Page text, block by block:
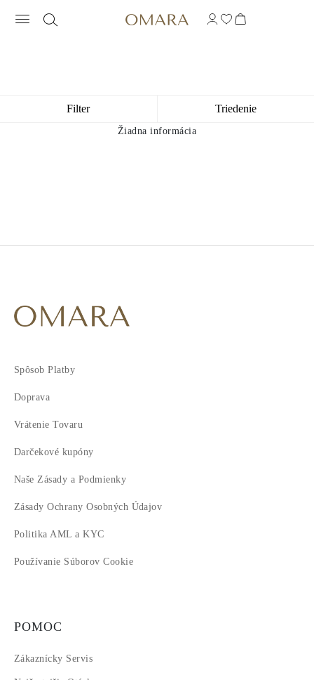
Filter Triedenie
Žiadna informácia
Spôsob Platby
Doprava
Vrátenie Tovaru
Darčekové kupóny
Naše Zásady a Podmienky
Zásady Ochrany Osobných Údajov
Politika AML a KYC
Používanie Súborov Cookie
POMOC
Zákaznícky Servis